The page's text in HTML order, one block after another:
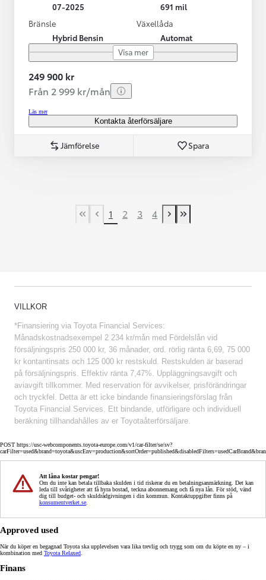
07-2025
691 mil
Bränsle
Hybrid Bensin
Växellåda
Automat
Visa mer
249 900 kr
Från 2 999 kr/mån
Läs mer
Kontakta återförsäljare
Jämförelse Spara
First Page
Previous page
1 2 3 4
Next page
Last Page
VILLKOR
*Finansiering via Toyota Financial Services:
Månadskostnadsexempel 2 234 kr/mån med Fördelslån vid
försäljningspris 250 000 kr, 36 månader, ord. rörlig ränta 6,69, 75 000
kr kontantinsats och 125 000 kr restskuld. Restskulden är baserad
på försäljningspris. Effektiv ränta 7,47%. Uppläggningsavgift och
aviavgift tillkommer. Med reservation för avvikelser, prisförändringar
och tryckfel. Detta är ett icke bindande finansieringsförslag från
Toyota Financial Services. Ett bindande, utförligare och individuell
beräkning tillhandahålles av er Toyotaåterförsäljare.
POST https://usc-webcomponents.toyota-europe.com/v1/car-filter/se/sv?
Att låna kostar pengar!
Om du inte kan betala tillbaka skulden i tid riskerar du en betalningsanmärkning. Det kan
leda till svårigheter att få hyra bostad, teckna abonnemang och få nya lån. För stöd, vänd
dig till budget- och skuldrådgivningen i din kommun. Kontaktuppgifter finns på
konsumentverket.se
Approved used
När du köper en begagnad Toyota ska upplevelsen vara lika trevlig och trygg som om du köpte en ny – i
kombination med Toyota Relaxed
Finans